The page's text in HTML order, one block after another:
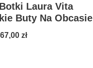
Laura Vita
Buty Na Obcasie
zł